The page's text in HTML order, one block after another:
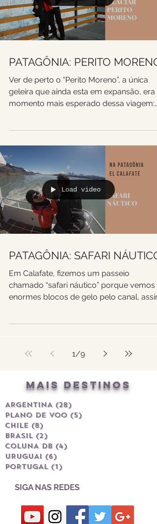
PATAGÔNIA: PERITO MORENO
Ver de perto o “Perito Moreno”, a única
geleira que ainda esta em expansão, era o
momento mais esperado dessa viagem:
Load video
PATAGÔNIA: SAFARI NÁUTICO
Em Calafate, fizemos um passeio
chamado “safari náutico” porque vemos
enormes blocos de gelo pelo canal,
1/9
MAIS DESTINOS
ARGENTINA (28)
PLANO DE VOO (5)
CHILE (8)
BRASIL (2)
COLUNA DB (4)
URUGUAI (6)
PORTUGAL (1)
SIGA NAS REDES